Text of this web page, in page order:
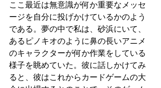
ここ最近は無意識が何か重要なメッセ
ージを自分に投げかけているかのよう
である。夢の中で私は、砂浜にいて、
あるピノキオのように鼻の長いアニメ
のキャラクターが何か作業をしている
様子を眺めていた。彼に話しかけてみ
ると、彼はこれからカードゲームの大